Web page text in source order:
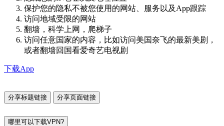
保护您的隐私不被您使用的网站、服务以及App跟踪
访问地域受限的网站
翻墙，科学上网，爬梯子
访问任意国家的内容，比如访问美国奈飞的最新美剧，
或者翻墙回国看爱奇艺电视剧
下载App
分享标题链接 分享页面链接
哪里可以下载VPN?